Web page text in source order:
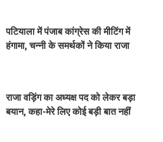
पटियाला में पंजाब कांग्रेस की मीटिंग में
हंगामा, चन्नी के समर्थकों ने किया राजा
राजा वड़िंग का अध्यक्ष पद को लेकर बड़ा
बयान, कहा-मेरे लिए कोई बड़ी बात नहीं